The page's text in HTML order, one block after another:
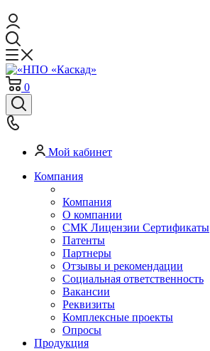
0
Мой кабинет
Компания
Компания
О компании
СМК Лицензии Сертификаты
Патенты
Партнеры
Отзывы и рекомендации
Социальная ответственность
Вакансии
Реквизиты
Комплексные проекты
Опросы
Продукция